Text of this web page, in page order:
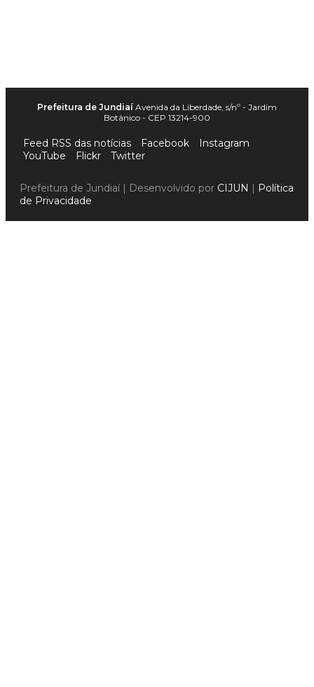
Prefeitura de Jundiaí Avenida da Liberdade, s/nº - Jardim
Botânico - CEP 13214-900
Feed RSS das notícias Facebook
Instagram
YouTube
Flickr Twitter
Prefeitura de Jundiaí | Desenvolvido por CIJUN | Política
de Privacidade